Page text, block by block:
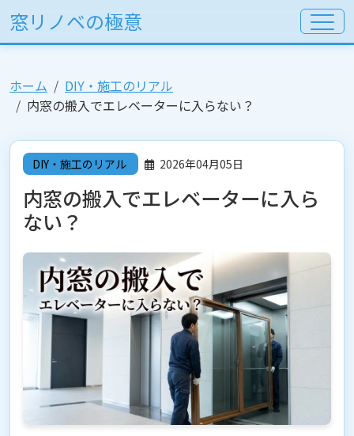
窓リノベの極意
ホーム
DIY・施工のリアル
内窓の搬入でエレベーターに入らない？
DIY・施工のリアル 2026年04月05日
内窓の搬入でエレベーターに入ら
ない？